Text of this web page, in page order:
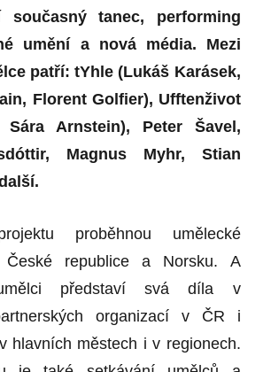
současný tanec, performing
umění a nová média. Mezi
patří: tYhle (Lukáš Karásek,
Florent Golfier), Ufftenživot
Arnstein), Peter Šavel,
Magnus Myhr, Stian
proběhnou umělecké
České republice a Norsku. A
představí svá díla v
organizací v ČR i
hlavních městech i v regionech.